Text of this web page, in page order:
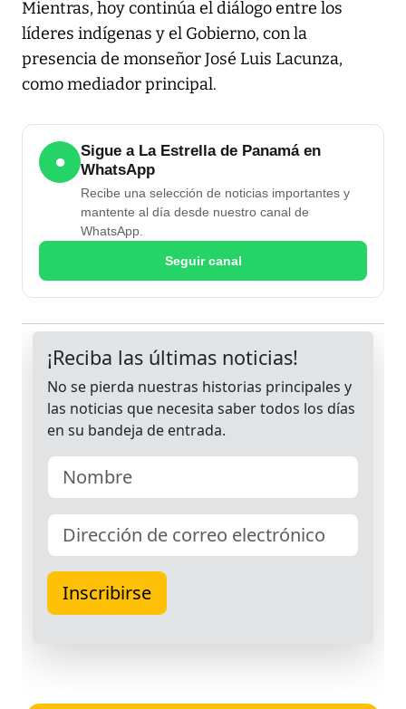
Mientras, hoy continúa el diálogo entre los
líderes indígenas y el Gobierno, con la
presencia de monseñor José Luis Lacunza,
como mediador principal.
●
Sigue a La Estrella de Panamá en
WhatsApp
Recibe una selección de noticias importantes y
mantente al día desde nuestro canal de
WhatsApp.
Seguir canal